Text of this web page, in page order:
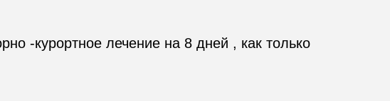
-курортное лечение на 8 дней , как только